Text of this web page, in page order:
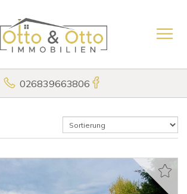
026839663806